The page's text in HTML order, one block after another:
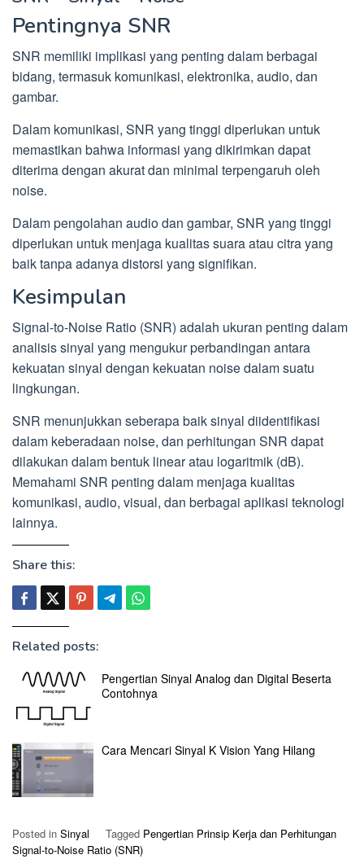
Pentingnya SNR
SNR memiliki implikasi yang penting dalam berbagai
bidang, termasuk komunikasi, elektronika, audio, dan
gambar.
Dalam komunikasi, SNR yang tinggi diperlukan untuk
memastikan bahwa informasi yang dikirimkan dapat
diterima dengan akurat dan minimal terpengaruh oleh
noise.
Dalam pengolahan audio dan gambar, SNR yang tinggi
diperlukan untuk menjaga kualitas suara atau citra yang
baik tanpa adanya distorsi yang signifikan.
Kesimpulan
Signal-to-Noise Ratio (SNR) adalah ukuran penting dalam
analisis sinyal yang mengukur perbandingan antara
kekuatan sinyal dengan kekuatan noise dalam suatu
lingkungan.
SNR menunjukkan seberapa baik sinyal diidentifikasi
dalam keberadaan noise, dan perhitungan SNR dapat
dilakukan dalam bentuk linear atau logaritmik (dB).
Memahami SNR penting dalam menjaga kualitas
komunikasi, audio, visual, dan berbagai aplikasi teknologi
lainnya.
Share this:
Related posts:
Pengertian Sinyal Analog dan Digital Beserta
Contohnya
Cara Mencari Sinyal K Vision Yang Hilang
Posted in Sinyal Tagged Pengertian Prinsip Kerja dan Perhitungan
Signal-to-Noise Ratio (SNR)